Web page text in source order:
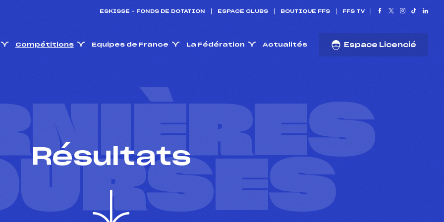
ESKISSE – FONDS DE DOTATION ESPACE CLUBS BOUTIQUE FFS FFS TV
Compétitions Equipes de France La Fédération Actualités Espace Licencié
Résultats